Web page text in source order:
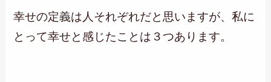
幸せの定義は人それぞれだと思いますが、私に
とって幸せと感じたことは３つあります。